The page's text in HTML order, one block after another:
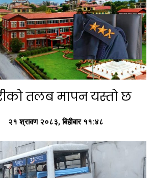
तलब मापन यस्तो छ
२१ श्रावण २०८३, बिहीबार ११:४८